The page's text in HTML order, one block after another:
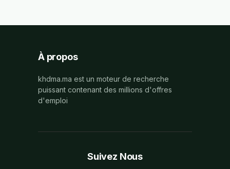
À propos
khdma.ma est un moteur de recherche
puissant contenant des millions d'offres
d'emploi
Suivez Nous